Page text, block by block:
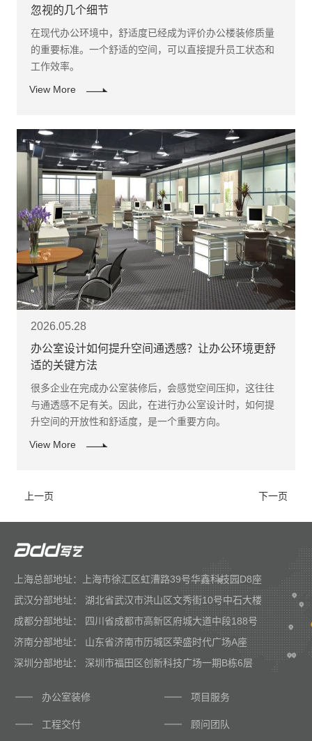
忽视的几个细节
在现代办公环境中，舒适度已经成为评价办公楼装修质量
的重要标准。一个舒适的空间，可以直接提升员工状态和
工作效率。
View More
2026.05.28
办公室设计如何提升空间通透感？让办公环境更舒
适的关键方法
很多企业在完成办公室装修后，会感觉空间压抑，这往往
与通透感不足有关。因此，在进行办公室设计时，如何提
升空间的开放性和舒适度，是一个重要方向。
View More
上一页 下一页
上海总部地址：上海市徐汇区虹漕路39号华鑫科技园D8座
武汉分部地址： 湖北省武汉市洪山区文秀街10号中石大楼
成都分部地址： 四川省成都市高新区府城大道中段188号
济南分部地址： 山东省济南市历城区荣盛时代广场A座
深圳分部地址： 深圳市福田区创新科技广场一期B栋6层
办公室装修 项目服务
工程交付 顾问团队